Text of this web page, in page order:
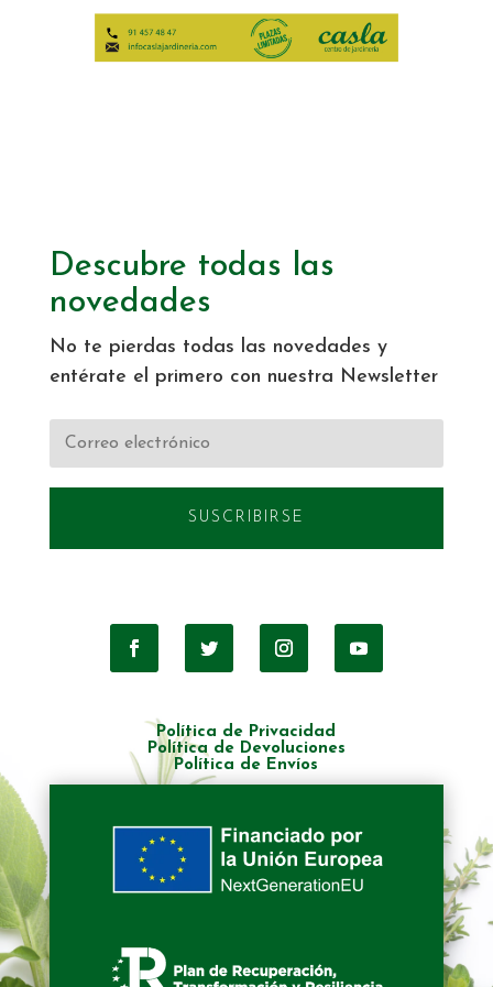
Descubre todas las
novedades
No te pierdas todas las novedades y
entérate el primero con nuestra Newsletter
SUSCRIBIRSE
Política de Privacidad
Política de Devoluciones
Política de Envíos